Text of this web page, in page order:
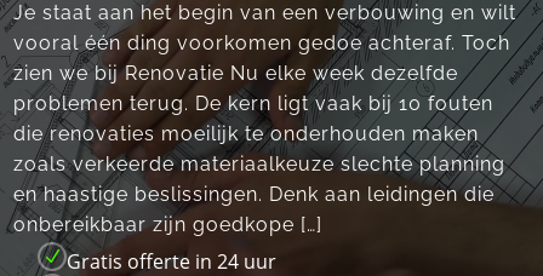
Je staat aan het begin van een verbouwing en wilt
vooral één ding voorkomen gedoe achteraf.​ Toch
zien we bij Renovatie Nu elke week dezelfde
problemen terug.​ De kern ligt vaak bij 10 fouten
die renovaties moeilijk te onderhouden maken
zoals verkeerde materiaalkeuze slechte planning
en haastige beslissingen.​ Denk aan leidingen die
onbereikbaar zijn goedkope […]
N Gratis offerte in 24 uur